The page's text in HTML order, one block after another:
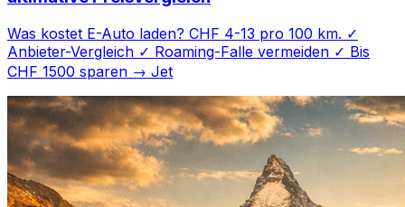
Was kostet E-Auto laden? CHF 4-13 pro 100 km. ✓
Anbieter-Vergleich ✓ Roaming-Falle vermeiden ✓ Bis
CHF 1500 sparen → Jet